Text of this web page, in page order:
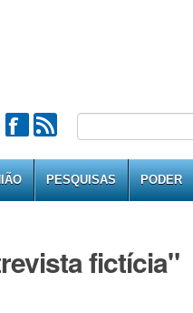
PESQUISAS PODER
fictícia"